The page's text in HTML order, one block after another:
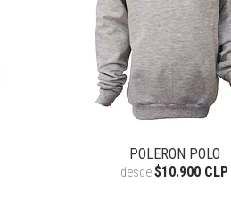
POLERON POLO
desde$10.900 CLP